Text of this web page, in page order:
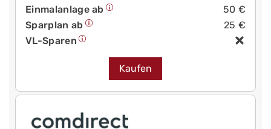
Einmalanlage ab
50 €
Sparplan ab
25 €
VL-Sparen
Kaufen